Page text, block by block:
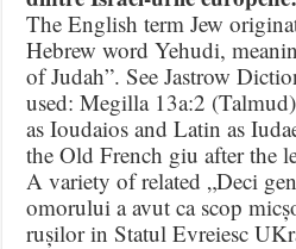
The English term Jew
Hebrew word Yehudi,
of Judah”. See Jastrow
used: Megilla 13a:2
as Ioudaios and Latin as
the Old French giu after the
A variety of related „Deci
omorului a avut ca scop
rușilor in Statul Evreiesc